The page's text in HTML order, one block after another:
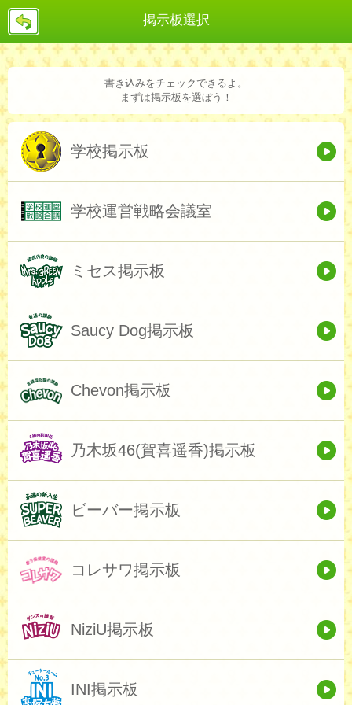
掲示板選択
戻
書き込みをチェックできるよ。
まずは掲示板を選ぼう！
学校掲示板
学校運営戦略会議室
ミセス掲示板
Saucy Dog掲示板
Chevon掲示板
乃木坂46(賀喜遥香)掲示板
ビーバー掲示板
コレサワ掲示板
NiziU掲示板
INI掲示板